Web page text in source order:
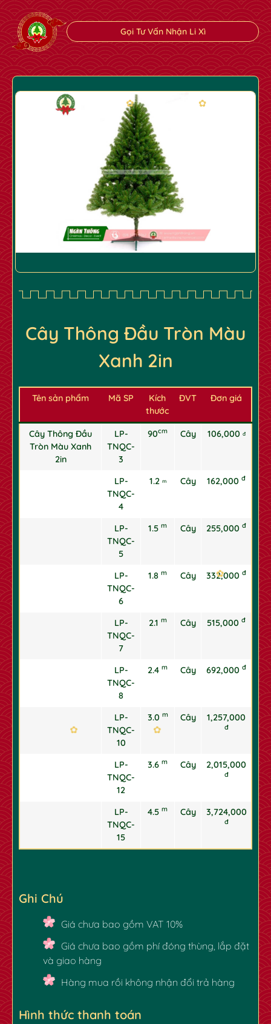
Gọi Tư Vấn Nhận Li Xì
Cây Thông Đầu Tròn Màu
Xanh 2in
Tên sản phẩm Mã SP
Kích
thước
ĐVT Đơn giá
Cây Thông Đầu
Tròn Màu Xanh
2in
LP-
TNQC-
3
90cm Cây 106,000 đ
LP-
TNQC-
4
1.2 m Cây 162,000 đ
LP-
TNQC-
5
1.5 m Cây 255,000 đ
LP-
TNQC-
6
1.8 m Cây 332,000 đ
LP-
TNQC-
7
2.1 m Cây 515,000 đ
LP-
TNQC-
8
2.4 m Cây 692,000 đ
LP-
TNQC-
10
3.0 m Cây 1,257,000
đ
LP-
TNQC-
12
3.6 m Cây 2,015,000
đ
LP-
TNQC-
15
4.5 m Cây 3,724,000
đ
Ghi Chú
Giá chưa bao gồm VAT 10%
Giá chưa bao gồm phí đóng thùng, lắp đặt
và giao hàng
Hàng mua rồi không nhận đổi trả hàng
Hình thức thanh toán
✿ ✿